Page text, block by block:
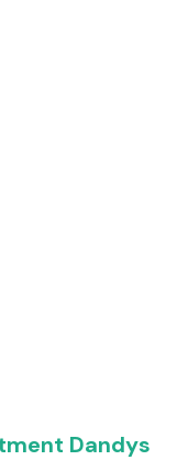
Dandys